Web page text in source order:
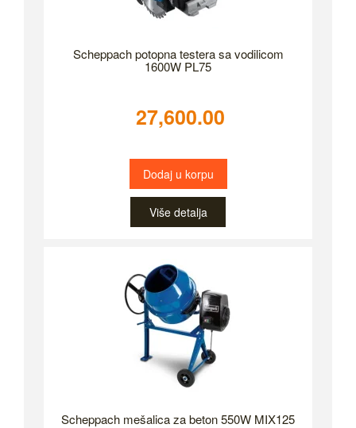
Scheppach potopna testera sa vodilicom
1600W PL75
27,600.00
Dodaj u korpu
Više detalja
Scheppach mešalica za beton 550W MIX125